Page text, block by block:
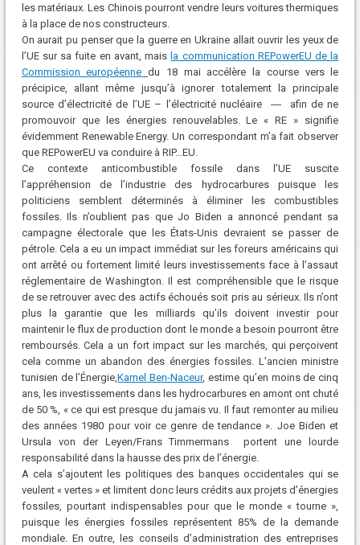
les matériaux. Les Chinois pourront vendre leurs voitures thermiques
à la place de nos constructeurs.
On aurait pu penser que la guerre en Ukraine allait ouvrir les yeux de
l’UE sur sa fuite en avant, maisla communication REPowerEU de la
Commission européennedu 18 mai accélère la course vers le
précipice, allant même jusqu’à ignorer totalement la principale
source d’électricité de l’UE – l’électricité nucléaire ― afin de ne
promouvoir que les énergies renouvelables. Le « RE » signifie
évidemment Renewable Energy. Un correspondant m’a fait observer
que REPowerEU va conduire à RIP…EU.
Ce contexte anticombustible fossile dans l’UE suscite
l’appréhension de l’industrie des hydrocarbures puisque les
politiciens semblent déterminés à éliminer les combustibles
fossiles. Ils n’oublient pas que Jo Biden a annoncé pendant sa
campagne électorale que les États-Unis devraient se passer de
pétrole. Cela a eu un impact immédiat sur les foreurs américains qui
ont arrêté ou fortement limité leurs investissements face à l’assaut
réglementaire de Washington. Il est compréhensible que le risque
de se retrouver avec des actifs échoués soit pris au sérieux. Ils n’ont
plus la garantie que les milliards qu’ils doivent investir pour
maintenir le flux de production dont le monde a besoin pourront être
remboursés. Cela a un fort impact sur les marchés, qui perçoivent
cela comme un abandon des énergies fossiles. L’ancien ministre
tunisien de l’Énergie,Kamel Ben-Naceur, estime qu’en moins de cinq
ans, les investissements dans les hydrocarbures en amont ont chuté
de 50 %, « ce qui est presque du jamais vu. Il faut remonter au milieu
des années 1980 pour voir ce genre de tendance ». Joe Biden et
Ursula von der Leyen/Frans Timmermans portent une lourde
responsabilité dans la hausse des prix de l’énergie.
A cela s’ajoutent les politiques des banques occidentales qui se
veulent « vertes » et limitent donc leurs crédits aux projets d’énergies
fossiles, pourtant indispensables pour que le monde « tourne »,
puisque les énergies fossiles représentent 85% de la demande
mondiale. En outre, les conseils d’administration des entreprises